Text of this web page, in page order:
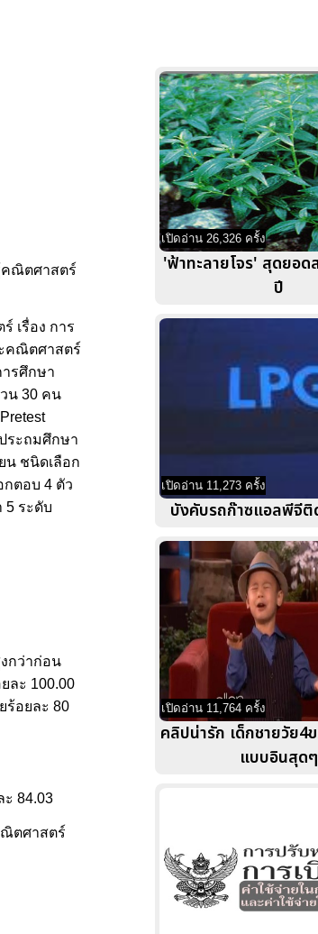
คณิตศาสตร์
เรื่อง การ
คณิตศาสตร์
รศึกษา
น 30 คน
ระถมศึกษา
น ชนิดเลือก
ตอบ 4 ตัว
5 ระดับ
กว่าก่อน
ละ 100.00
ร้อยละ 80
84.03
ณิตศาสตร์
เปิดอ่าน 26,326 ครั้ง
'ฟ้าทะลายโจร' สุดยอด
ปี
เปิดอ่าน 11,273 ครั้ง
บังคับรถก๊าซแอลพีจีติ
เปิดอ่าน 11,764 ครั้ง
คลิปน่ารัก เด็กชายวัย4
แบบอินสุดๆ